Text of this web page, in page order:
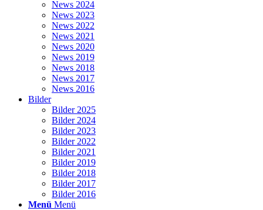
News 2024
News 2023
News 2022
News 2021
News 2020
News 2019
News 2018
News 2017
News 2016
Bilder
Bilder 2025
Bilder 2024
Bilder 2023
Bilder 2022
Bilder 2021
Bilder 2019
Bilder 2018
Bilder 2017
Bilder 2016
Menü Menü